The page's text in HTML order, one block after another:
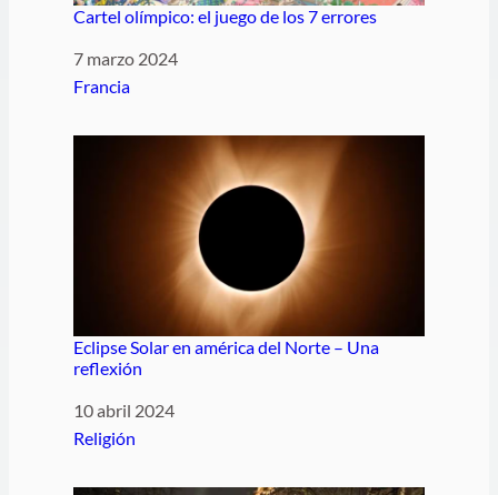
Cartel olímpico: el juego de los 7 errores
Fecha
7 marzo 2024
Respecto a
Francia
Eclipse Solar en américa del Norte – Una
reflexión
Fecha
10 abril 2024
Respecto a
Religión